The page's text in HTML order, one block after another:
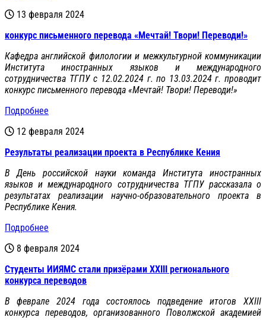
13 февраля 2024
конкурс письменного перевода «Мечтай! Твори! Переводи!»
Кафедра английской филологии и межкультурной коммуникации
Института иностранных языков и международного
сотрудничества ТГПУ с 12.02.2024 г. по 13.03.2024 г. проводит
конкурс письменного перевода «Мечтай! Твори! Переводи!»
Подробнее
12 февраля 2024
Результаты реализации проекта в Республике Кения
В День российской науки команда Института иностранных
языков и международного сотрудничества ТГПУ рассказала о
результатах реализации научно-образовательного проекта в
Республике Кения.
Подробнее
8 февраля 2024
Студенты ИИЯМС стали призёрами XXIII регионального
конкурса переводов
В феврале 2024 года состоялось подведение итогов XXIII
конкурса переводов, организованного Поволжской академией